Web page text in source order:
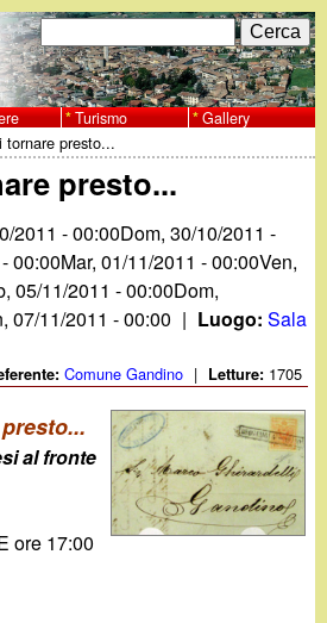
F
o
r
m
d
i
r
i
c
e
c
C
e
r
c
a
Turismo Gallery
tornare presto...
presto...
2011 - 00:00Dom, 30/10/2011 -
00:00Mar, 01/11/2011 - 00:00Ven,
05/11/2011 - 00:00Dom,
07/11/2011 - 00:00 | Luogo:Sala
Comune Gandino | Letture: 1705
al fronte
ore 17:00